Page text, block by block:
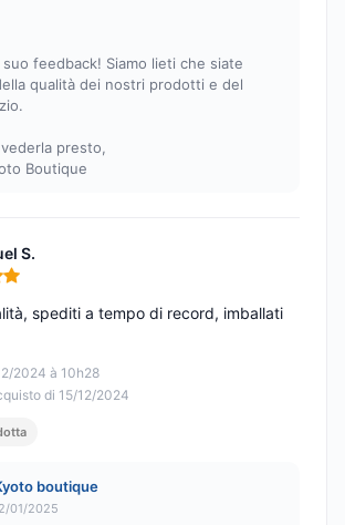
feedback! Siamo lieti che siate
qualità dei nostri prodotti e del
presto,
Boutique
S.
5
2024 à 10h28
di 15/12/2024
spediti a tempo di record, imballati
boutique
01/2025